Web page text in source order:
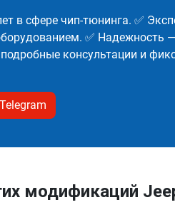
в сфере чип-тюнинга. ✅
✅ Надежность
консультации и
Telegram
модификаций